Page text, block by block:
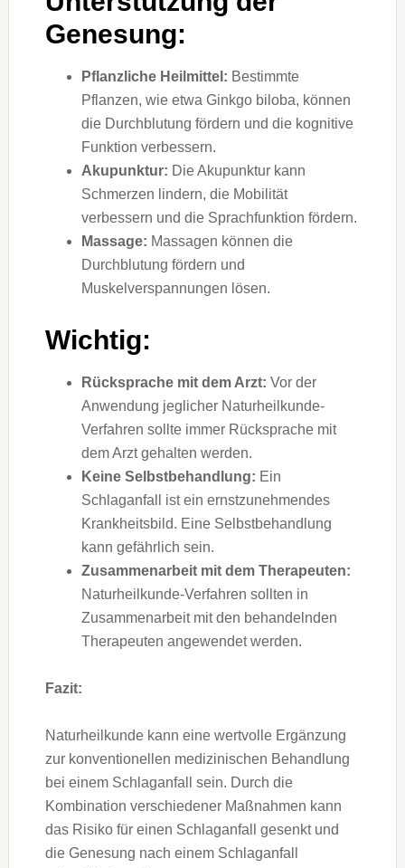
Genesung:
Pflanzliche Heilmittel: Bestimmte
Pflanzen, wie etwa Ginkgo biloba, können
die Durchblutung fördern und die kognitive
Funktion verbessern.
Akupunktur: Die Akupunktur kann
Schmerzen lindern, die Mobilität
verbessern und die Sprachfunktion fördern.
Massage: Massagen können die
Durchblutung fördern und
Muskelverspannungen lösen.
Wichtig:
Rücksprache mit dem Arzt: Vor der
Anwendung jeglicher Naturheilkunde-
Verfahren sollte immer Rücksprache mit
dem Arzt gehalten werden.
Keine Selbstbehandlung: Ein
Schlaganfall ist ein ernstzunehmendes
Krankheitsbild. Eine Selbstbehandlung
kann gefährlich sein.
Zusammenarbeit mit dem Therapeuten:
Naturheilkunde-Verfahren sollten in
Zusammenarbeit mit den behandelnden
Therapeuten angewendet werden.
Fazit:
Naturheilkunde kann eine wertvolle Ergänzung
zur konventionellen medizinischen Behandlung
bei einem Schlaganfall sein. Durch die
Kombination verschiedener Maßnahmen kann
das Risiko für einen Schlaganfall gesenkt und
die Genesung nach einem Schlaganfall